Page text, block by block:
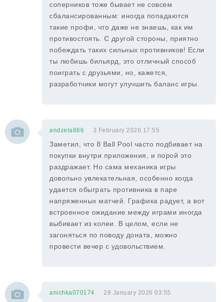
соперников тоже бывает не совсем
сбалансированным: иногда попадаются
такие профи, что даже не знаешь, как им
противостоять. С другой стороны, приятно
побеждать таких сильных противников! Если
ты любишь бильярд, это отличный способ
поиграть с друзьями, но, кажется,
разработчики могут улучшить баланс игры.
andzela666 3 February 2026 17:55
Заметил, что 8 Ball Pool часто подбивает на
покупки внутри приложения, и порой это
раздражает. Но сама механика игры
довольно увлекательная, особенно когда
удается обыграть противника в паре
напряженных матчей. Графика радует, а вот
встроенное ожидание между играми иногда
выбивает из колеи. В целом, если не
загоняться по поводу доната, можно
провести вечер с удовольствием.
anichka070174 28 January 2026 03:55